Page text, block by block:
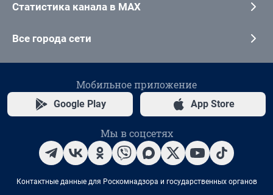
Статистика канала в MAX
Все города сети
Мобильное приложение
Google Play App Store
Мы в соцсетях
Контактные данные для Роскомнадзора и государственных органов